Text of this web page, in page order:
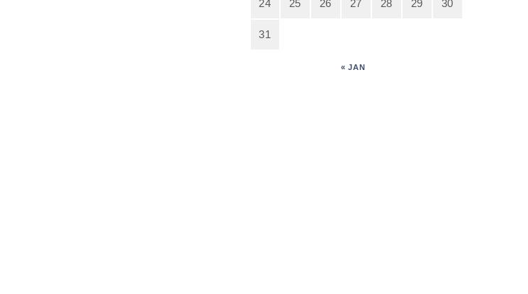
24 25 26 27 28 29 30
31
« JAN